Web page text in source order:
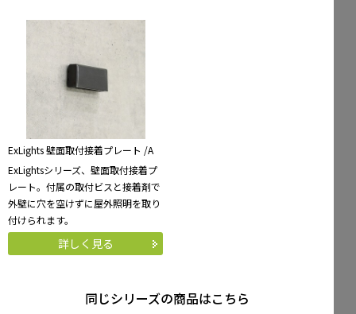
ExLights 壁面取付接着プレート /A
ExLightsシリーズ、壁面取付接着プ
レート。付属の取付ビスと接着剤で
外壁に穴を空けずに屋外照明を取り
付けられます。
詳しく見る
同じシリーズの商品はこちら